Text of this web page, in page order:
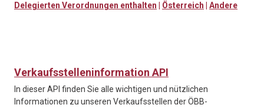
Delegierten Verordnungen enthalten
Österreich Andere
Verkaufsstelleninformation API
In dieser API finden Sie alle wichtigen und nützlichen
Informationen zu unseren Verkaufsstellen der ÖBB-